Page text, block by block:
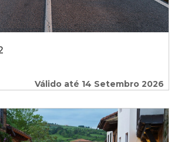
Válido até 14 Setembro 2026